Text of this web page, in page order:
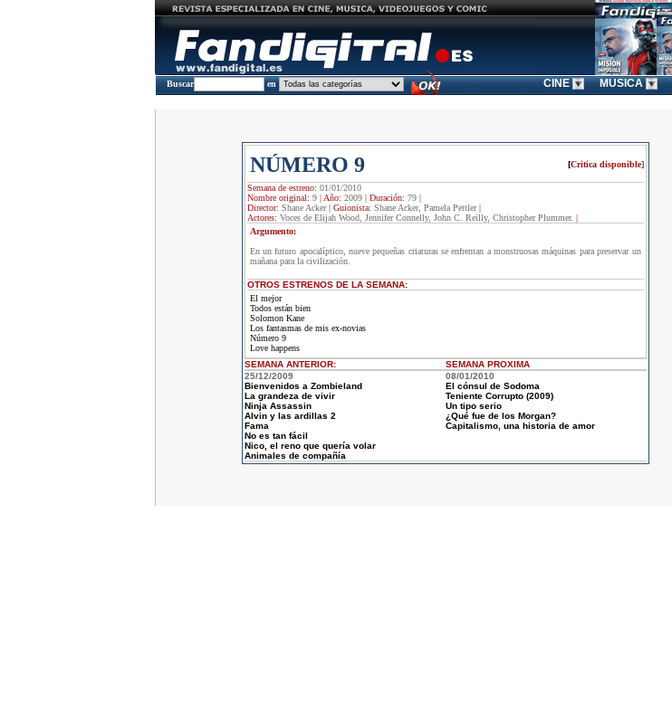
Buscar en CINE MUSICA
NÚMERO 9 [Critica disponible]
Semana de estreno: 01/01/2010
Nombre original: 9| Año: 2009| Duración: 79|
Director: Shane Acker| Guionista: Shane Acker, Pamela Pettler|
Actores: Voces de Elijah Wood, Jennifer Connelly, John C. Reilly, Christopher Plummer. |
Argumento:
En un futuro apocalíptico, nueve pequeñas criaturas se enfrentan a monstruosas máquinas para preservar un
mañana para la civilización.
OTROS ESTRENOS DE LA SEMANA:
El mejor
Todos están bien
Solomon Kane
Los fantasmas de mis ex-novias
Número 9
Love happens
SEMANA ANTERIOR: SEMANA PROXIMA
25/12/2009
Bienvenidos a Zombieland
La grandeza de vivir
Ninja Assassin
Alvin y las ardillas 2
Fama
No es tan fácil
Nico, el reno que quería volar
Animales de compañía
08/01/2010
El cónsul de Sodoma
Teniente Corrupto (2009)
Un tipo serio
¿Qué fue de los Morgan?
Capitalismo, una historia de amor